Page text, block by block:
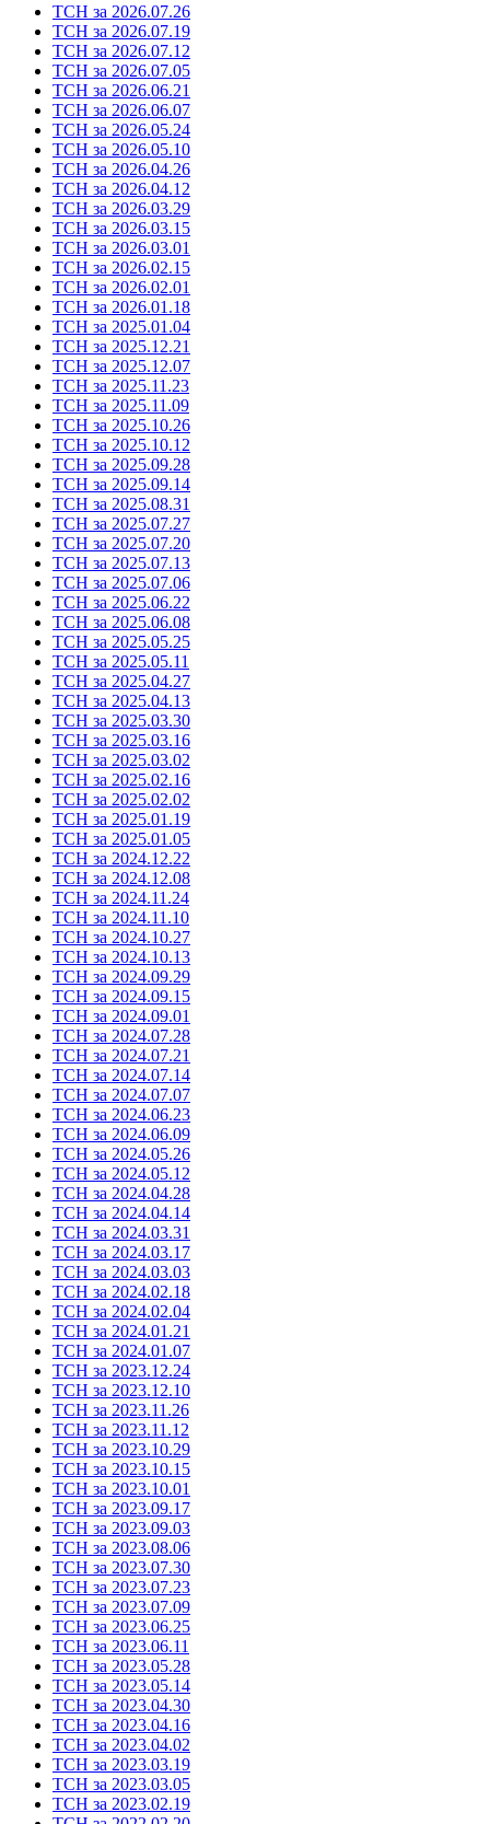
ТСН за 2026.07.26
ТСН за 2026.07.19
ТСН за 2026.07.12
ТСН за 2026.07.05
ТСН за 2026.06.21
ТСН за 2026.06.07
ТСН за 2026.05.24
ТСН за 2026.05.10
ТСН за 2026.04.26
ТСН за 2026.04.12
ТСН за 2026.03.29
ТСН за 2026.03.15
ТСН за 2026.03.01
ТСН за 2026.02.15
ТСН за 2026.02.01
ТСН за 2026.01.18
ТСН за 2025.01.04
ТСН за 2025.12.21
ТСН за 2025.12.07
ТСН за 2025.11.23
ТСН за 2025.11.09
ТСН за 2025.10.26
ТСН за 2025.10.12
ТСН за 2025.09.28
ТСН за 2025.09.14
ТСН за 2025.08.31
ТСН за 2025.07.27
ТСН за 2025.07.20
ТСН за 2025.07.13
ТСН за 2025.07.06
ТСН за 2025.06.22
ТСН за 2025.06.08
ТСН за 2025.05.25
ТСН за 2025.05.11
ТСН за 2025.04.27
ТСН за 2025.04.13
ТСН за 2025.03.30
ТСН за 2025.03.16
ТСН за 2025.03.02
ТСН за 2025.02.16
ТСН за 2025.02.02
ТСН за 2025.01.19
ТСН за 2025.01.05
ТСН за 2024.12.22
ТСН за 2024.12.08
ТСН за 2024.11.24
ТСН за 2024.11.10
ТСН за 2024.10.27
ТСН за 2024.10.13
ТСН за 2024.09.29
ТСН за 2024.09.15
ТСН за 2024.09.01
ТСН за 2024.07.28
ТСН за 2024.07.21
ТСН за 2024.07.14
ТСН за 2024.07.07
ТСН за 2024.06.23
ТСН за 2024.06.09
ТСН за 2024.05.26
ТСН за 2024.05.12
ТСН за 2024.04.28
ТСН за 2024.04.14
ТСН за 2024.03.31
ТСН за 2024.03.17
ТСН за 2024.03.03
ТСН за 2024.02.18
ТСН за 2024.02.04
ТСН за 2024.01.21
ТСН за 2024.01.07
ТСН за 2023.12.24
ТСН за 2023.12.10
ТСН за 2023.11.26
ТСН за 2023.11.12
ТСН за 2023.10.29
ТСН за 2023.10.15
ТСН за 2023.10.01
ТСН за 2023.09.17
ТСН за 2023.09.03
ТСН за 2023.08.06
ТСН за 2023.07.30
ТСН за 2023.07.23
ТСН за 2023.07.09
ТСН за 2023.06.25
ТСН за 2023.06.11
ТСН за 2023.05.28
ТСН за 2023.05.14
ТСН за 2023.04.30
ТСН за 2023.04.16
ТСН за 2023.04.02
ТСН за 2023.03.19
ТСН за 2023.03.05
ТСН за 2023.02.19